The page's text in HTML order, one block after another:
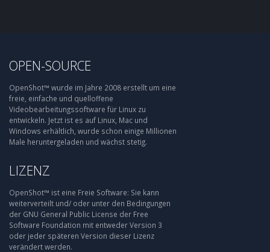
OPEN-SOURCE
OpenShot™ wurde im Jahre 2008 erstellt um eine
freie, einfache und quelloffene
Videobearbeitungssoftware für Linux zu
entwickeln. Jetzt ist es auf Linux, Mac und
Windows erhältlich, wurde schon einige Millionen
Male heruntergeladen und wächst stetig.
LIZENZ
OpenShot™ ist eine Freie Software: Sie kann
weiterverteilt und/ oder unter den Bedingungen
der GNU General Public License der Free
Software Foundation mit entweder Version 3
oder jeder späteren Version dieser Lizenz
verändert werden.